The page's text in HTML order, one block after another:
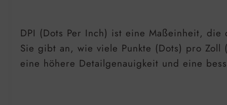
DPI (Dots Per Inch) ist eine Maßeinheit,
Sie gibt an, wie viele Punkte (Dots) pro
eine höhere Detailgenauigkeit und eine